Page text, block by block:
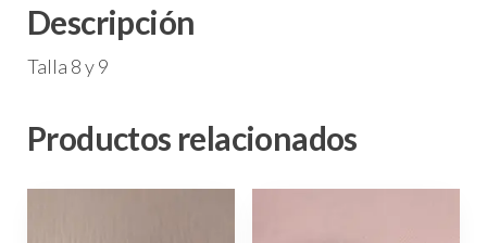
Descripción
Talla 8 y 9
Productos relacionados